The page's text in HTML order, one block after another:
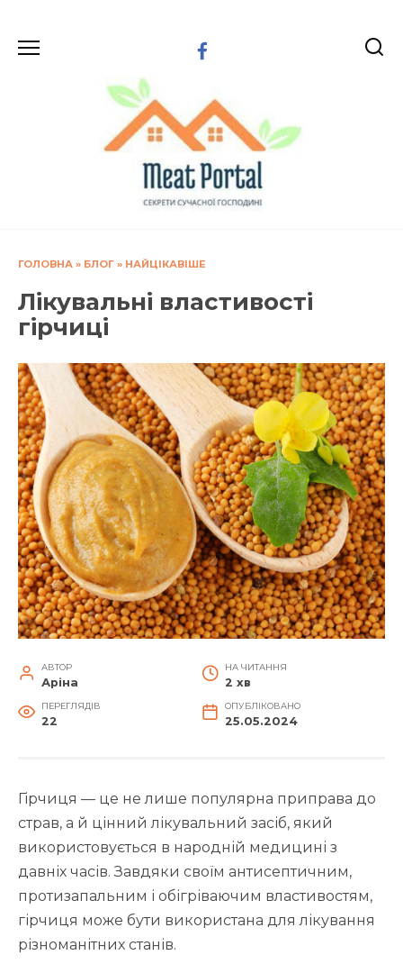
вмісту
ГОЛОВНА » БЛОГ » НАЙЦІКАВІШЕ
Лікувальні властивості
гірчиці
АВТОР
Аріна
НА ЧИТАННЯ
2 хв
ПЕРЕГЛЯДІВ
22
ОПУБЛІКОВАНО
25.05.2024
Гірчиця — це не лише популярна приправа до
страв, а й цінний лікувальний засіб, який
використовується в народній медицині з
давніх часів. Завдяки своїм антисептичним,
протизапальним і обігріваючим властивостям,
гірчиця може бути використана для лікування
різноманітних станів.